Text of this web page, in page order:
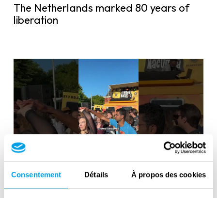
Consentement Détails À propos des cookies
The Netherlands marked 80 years of
liberation
Liberation Day in the Netherlands: 80
years of freedom